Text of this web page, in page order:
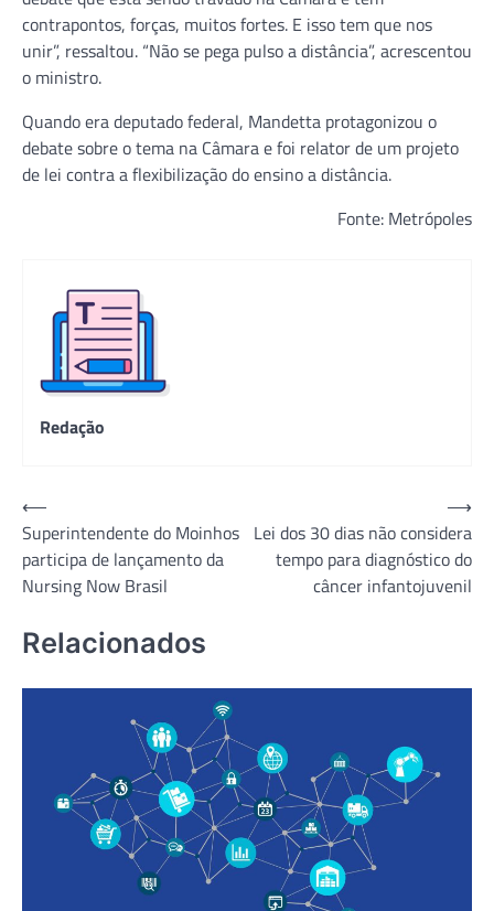
contrapontos, forças, muitos fortes. E isso tem que nos
unir”, ressaltou. “Não se pega pulso a distância”, acrescentou
o ministro.
Quando era deputado federal, Mandetta protagonizou o
debate sobre o tema na Câmara e foi relator de um projeto
de lei contra a flexibilização do ensino a distância.
Fonte: Metrópoles
Redação
Navegação
de
Post
⟵
Superintendente do Moinhos
participa de lançamento da
Nursing Now Brasil
Lei dos 30 dias não considera
tempo para diagnóstico do
câncer infantojuvenil
⟶
Relacionados